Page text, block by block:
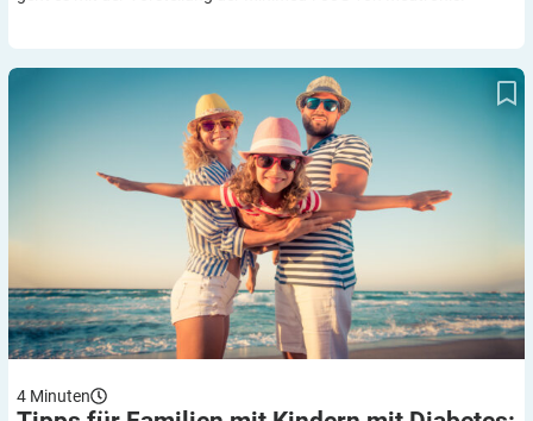
Tipps für Familien mit Kindern mit Diabetes: Sonne, Strand und
Pumpe – gut vorbereitet in den Urlaub
4 Minuten